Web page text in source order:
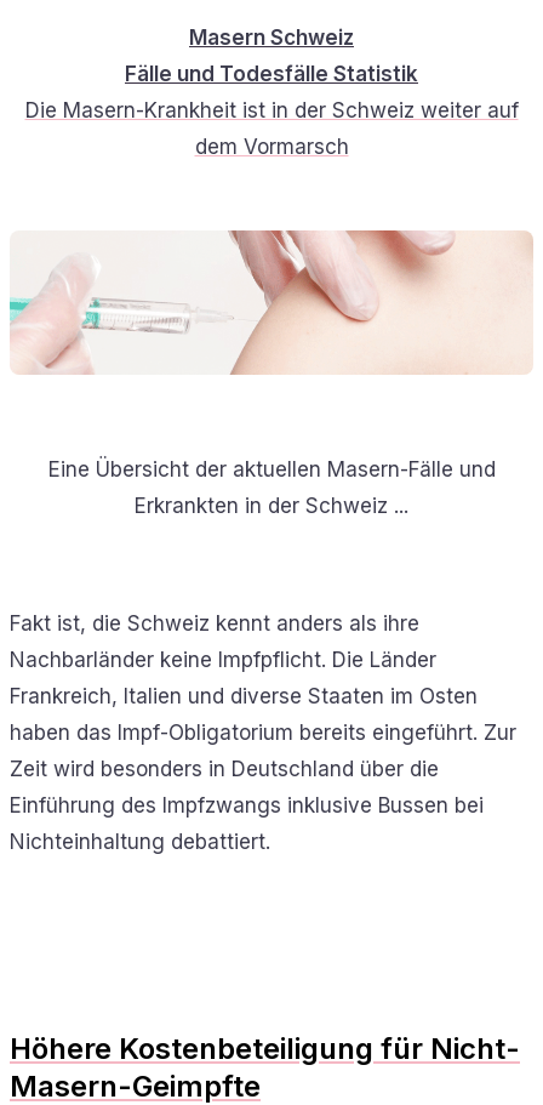
Masern Schweiz
Fälle und Todesfälle Statistik
Die Masern-Krankheit ist in der Schweiz weiter auf
dem Vormarsch
Eine Übersicht der aktuellen Masern-Fälle und
Erkrankten in der Schweiz ...
Fakt ist, die Schweiz kennt anders als ihre
Nachbarländer keine Impfpflicht. Die Länder
Frankreich, Italien und diverse Staaten im Osten
haben das Impf-Obligatorium bereits eingeführt. Zur
Zeit wird besonders in Deutschland über die
Einführung des Impfzwangs inklusive Bussen bei
Nichteinhaltung debattiert.
Höhere Kostenbeteiligung für Nicht-
Masern-Geimpfte